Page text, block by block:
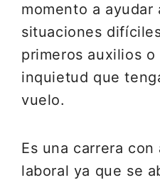
momento a ayudar
situaciones
primeros auxilios
inquietud que
vuelo.
Es una carrera con
laboral ya que se